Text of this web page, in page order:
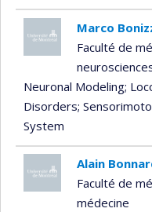
Marco
Faculté de
Neuronal Modeling;
Disorders;
System
Alain
Faculté de
médecine